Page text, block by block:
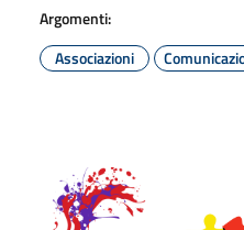
Argomenti:
Associazioni